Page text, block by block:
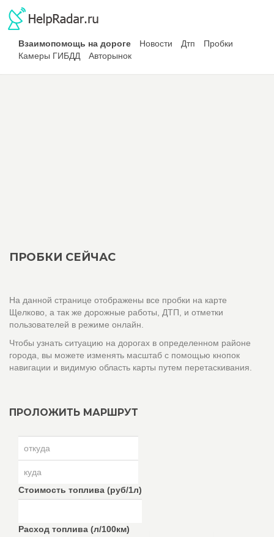
Взаимопомощь на дороге Новости Дтп
Пробки
Камеры ГИБДД
Авторынок
ПРОБКИ СЕЙЧАС
На данной странице отображены все пробки на карте
Щелково, а так же дорожные работы, ДТП, и отметки
пользователей в режиме онлайн.
Чтобы узнать ситуацию на дорогах в определенном районе
города, вы можете изменять масштаб с помощью кнопок
навигации и видимую область карты путем перетаскивания.
ПРОЛОЖИТЬ МАРШРУТ
Стоимость топлива (руб/1л)
Расход топлива (л/100км)